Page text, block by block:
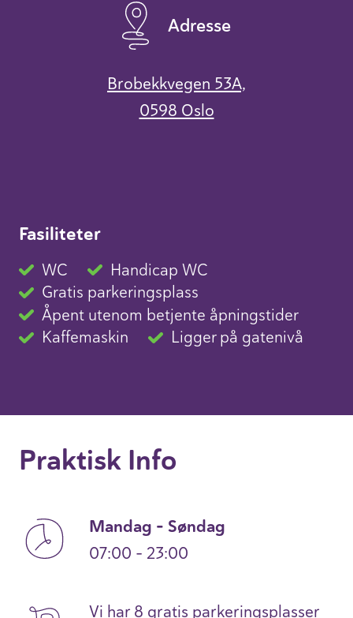
Adresse
Brobekkvegen 53A,
0598 Oslo
Fasiliteter
WC
Handicap WC
Gratis parkeringsplass
Åpent utenom betjente åpningstider
Kaffemaskin
Ligger på gatenivå
Praktisk Info
Mandag – Søndag
07:00 – 23:00
Vi har 8 gratis parkeringsplasser